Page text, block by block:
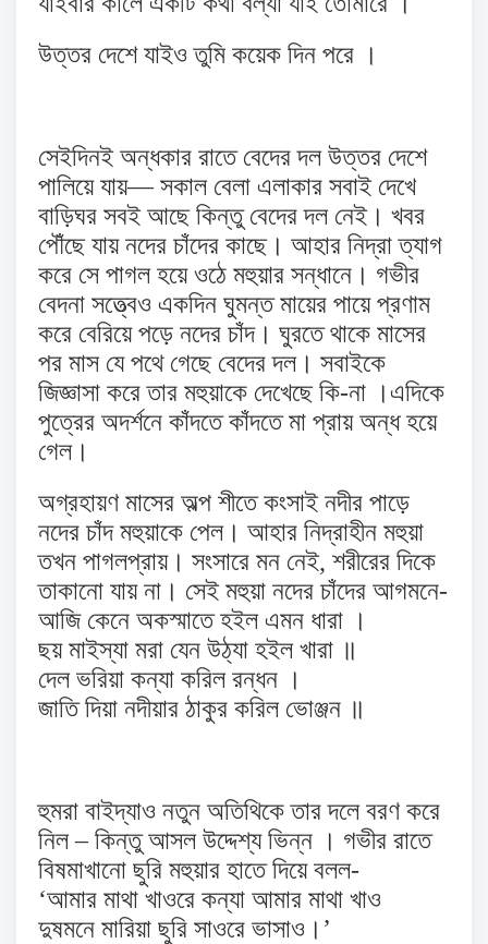
উত্তর দেশে যাইও তুমি কয়েক দিন পরে ।
সেইদিনই অন্ধকার রাতে বেদের দল উত্তর দেশে
পালিয়ে যায়— সকাল বেলা এলাকার সবাই দেখে
বাড়িঘর সবই আছে কিন্তু বেদের দল নেই। খবর
পৌঁছে যায় নদের চাঁদের কাছে। আহার নিদ্রা ত্যাগ
করে সে পাগল হয়ে ওঠে মহুয়ার সন্ধানে। গভীর
বেদনা সত্ত্বেও একদিন ঘুমন্ত মায়ের পায়ে প্রণাম
করে বেরিয়ে পড়ে নদের চাঁদ। ঘুরতে থাকে মাসের
পর মাস যে পথে গেছে বেদের দল। সবাইকে
জিজ্ঞাসা করে তার মহুয়াকে দেখেছে কি-না ।এদিকে
পুত্রের অদর্শনে কাঁদতে কাঁদতে মা প্রায় অন্ধ হয়ে
গেল।
অগ্রহায়ণ মাসের অল্প শীতে কংসাই নদীর পাড়ে
নদের চাঁদ মহুয়াকে পেল। আহার নিদ্রাহীন মহুয়া
তখন পাগলপ্রায়। সংসারে মন নেই, শরীরের দিকে
তাকানো যায় না। সেই মহুয়া নদের চাঁদের আগমনে-
আজি কেনে অকস্মাতে হইল এমন ধারা ।
ছয় মাইস্যা মরা যেন উঠ্যা হইল খারা ॥
দেল ভরিয়া কন্যা করিল রন্ধন ।
জাতি দিয়া নদীয়ার ঠাকুর করিল ভোঞ্জন ॥
হুমরা বাইদ্যাও নতুন অতিথিকে তার দলে বরণ করে
নিল – কিন্তু আসল উদ্দেশ্য ভিন্ন । গভীর রাতে
বিষমাখানো ছুরি মহুয়ার হাতে দিয়ে বলল-
‘আমার মাথা খাওরে কন্যা আমার মাথা খাও
দুষমনে মারিয়া ছুরি সাওরে ভাসাও।’